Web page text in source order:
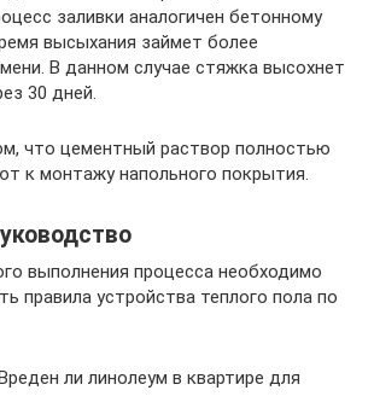
заливки аналогичен бетонному
высыхания займет более
В данном случае стяжка высохнет
30 дней.
что цементный раствор полностью
к монтажу напольного покрытия.
выполнения процесса необходимо
правила устройства теплого пола по
ли линолеум в квартире для